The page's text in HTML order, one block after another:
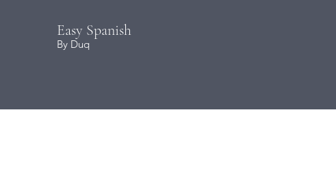
Easy Spanish
By Duq